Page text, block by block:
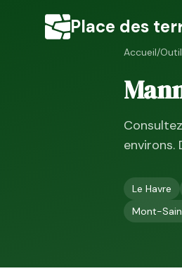
Place des
Accueil/
environs.
Le Havre
Mont-